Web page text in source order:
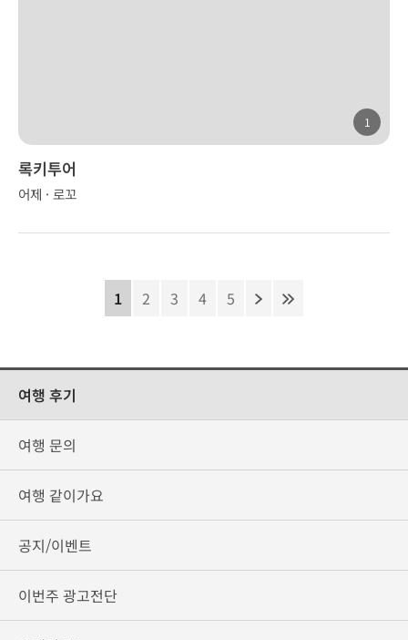
1
록키투어
어제 · 로꼬
1 2 3 4 5
여행 후기
여행 문의
여행 같이가요
공지/이벤트
이번주 광고전단